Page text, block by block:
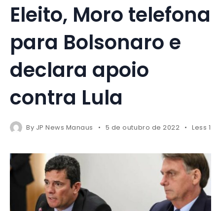
Eleito, Moro telefona
para Bolsonaro e
declara apoio
contra Lula
By JP News Manaus 5 de outubro de 2022 Less 1